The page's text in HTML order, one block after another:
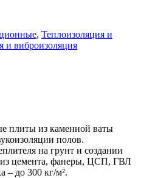
, Теплоизоляция и
и виброизоляция
плиты из каменной ваты
полов.
на грунт и создании
цемента, фанеры, ЦСП, ГВЛ
– до 300 кг/м².